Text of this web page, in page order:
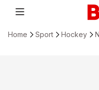
Home Sport Hockey